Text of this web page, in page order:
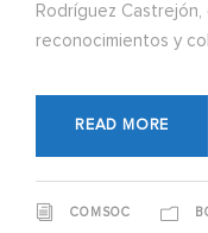
Rodríguez
reconocimientos y
READ MORE
COMSOC